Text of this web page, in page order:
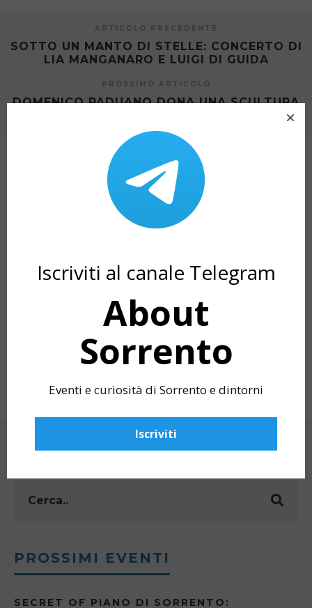
ARTICOLO PRECEDENTE
SOTTO UN MANTO DI STELLE: CONCERTO DI
LIA MANGANARO E LUIGI DI GUIDA
PROSSIMO ARTICOLO
DOMENICO PADUANO DONA UNA SCULTURA
ARTICOLI CORRELATI
CALENDARIO ABOUT SORRENTO 2021:
LUCIO DALLA’S
PROSSIMI EVENTI
SECRET OF PIANO DI SORRENTO:
Iscriviti al canale Telegram
About
Sorrento
Eventi e curiosità di Sorrento e dintorni
Iscriviti